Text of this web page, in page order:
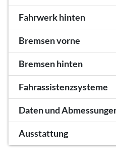
Fahrwerk hinten
Bremsen vorne
Bremsen hinten
Fahrassistenzsysteme
Daten und
Ausstattung